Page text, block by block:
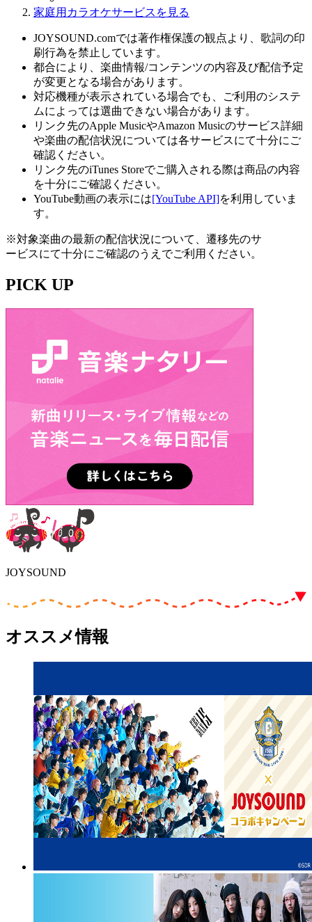
家庭用カラオケサービスを見る
JOYSOUND.comでは著作権保護の観点より、歌詞の印
刷行為を禁止しています。
都合により、楽曲情報/コンテンツの内容及び配信予定
が変更となる場合があります。
対応機種が表示されている場合でも、ご利用のシステ
ムによっては選曲できない場合があります。
リンク先のApple MusicやAmazon Musicのサービス詳細
や楽曲の配信状況については各サービスにて十分にご
確認ください。
リンク先のiTunes Storeでご購入される際は商品の内容
を十分にご確認ください。
YouTube動画の表示には[YouTube API]を利用していま
す。
※対象楽曲の最新の配信状況について、遷移先のサ
ービスにて十分にご確認のうえでご利用ください。
PICK UP
JOYSOUND
オススメ情報